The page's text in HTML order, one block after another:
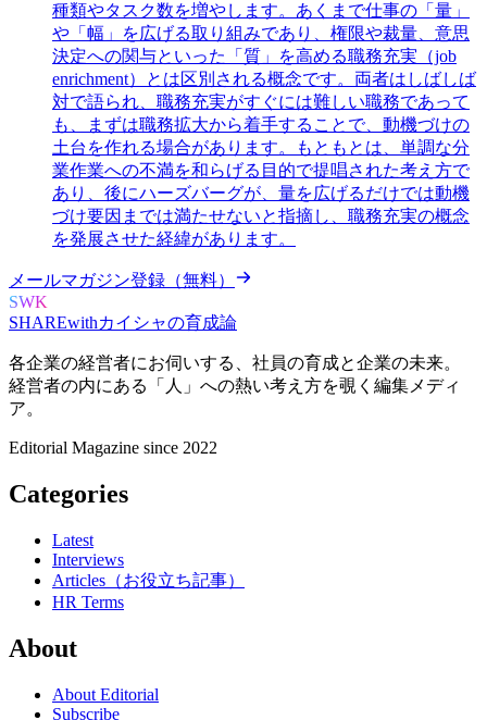
種類やタスク数を増やします。あくまで仕事の「量」
や「幅」を広げる取り組みであり、権限や裁量、意思
決定への関与といった「質」を高める職務充実（job
enrichment）とは区別される概念です。両者はしばしば
対で語られ、職務充実がすぐには難しい職務であって
も、まずは職務拡大から着手することで、動機づけの
土台を作れる場合があります。もともとは、単調な分
業作業への不満を和らげる目的で提唱された考え方で
あり、後にハーズバーグが、量を広げるだけでは動機
づけ要因までは満たせないと指摘し、職務充実の概念
を発展させた経緯があります。
メールマガジン登録（無料）
SWK
SHAREwithカイシャの育成論
各企業の経営者にお伺いする、 社員の育成と企業の未来。
経営者の内にある
「人」への熱い考え方を覗く 編集メディ
ア。
Editorial Magazine since 2022
Categories
Latest
Interviews
Articles（お役立ち記事）
HR Terms
About
About Editorial
Subscribe